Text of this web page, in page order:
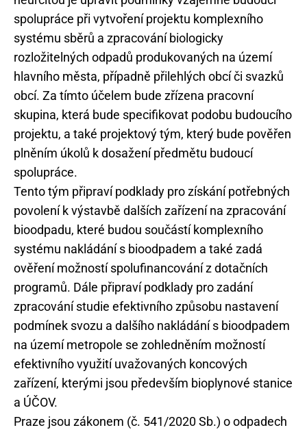
spolupráce při vytvoření projektu komplexního
systému sběrů a zpracování biologicky
rozložitelných odpadů produkovaných na území
hlavního města, případně přilehlých obcí či svazků
obcí. Za tímto účelem bude zřízena pracovní
skupina, která bude specifikovat podobu budoucího
projektu, a také projektový tým, který bude pověřen
plněním úkolů k dosažení předmětu budoucí
spolupráce.
Tento tým připraví podklady pro získání potřebných
povolení k výstavbě dalších zařízení na zpracování
bioodpadu, které budou součástí komplexního
systému nakládání s bioodpadem a také zadá
ověření možností spolufinancování z dotačních
programů. Dále připraví podklady pro zadání
zpracování studie efektivního způsobu nastavení
podmínek svozu a dalšího nakládání s bioodpadem
na území metropole se zohledněním možností
efektivního využití uvažovaných koncových
zařízení, kterými jsou především bioplynové stanice
a ÚČOV.
Praze jsou zákonem (č. 541/2020 Sb.) o odpadech